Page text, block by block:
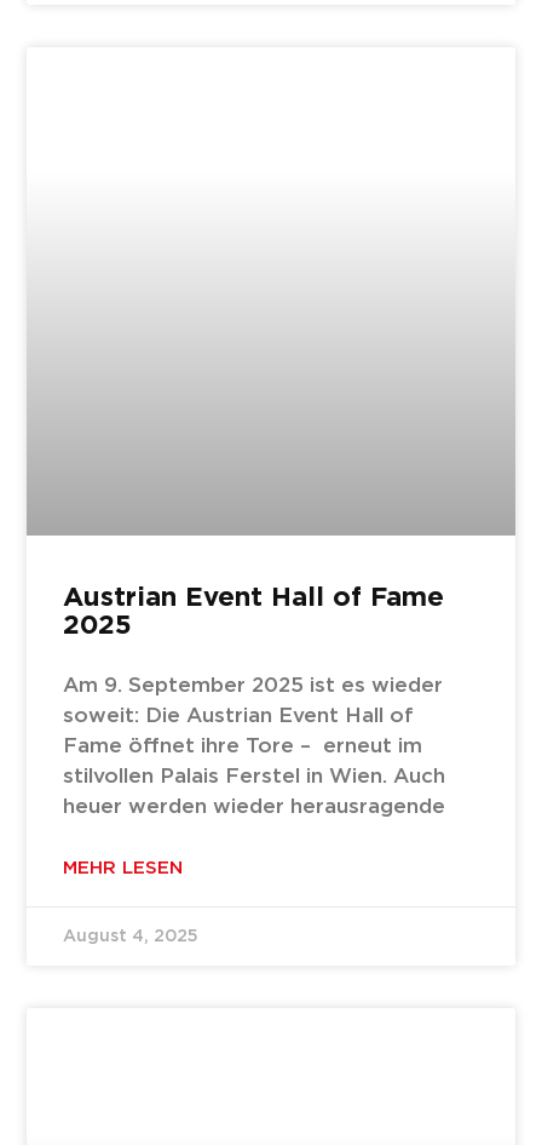
Austrian Event Hall of Fame
2025
Am 9. September 2025 ist es wieder
soweit: Die Austrian Event Hall of
Fame öffnet ihre Tore – erneut im
stilvollen Palais Ferstel in Wien. Auch
heuer werden wieder herausragende
MEHR LESEN
August 4, 2025